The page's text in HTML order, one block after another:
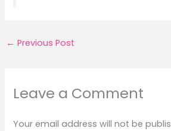
← Previous Post
Leave a Comment
Your email address will not be